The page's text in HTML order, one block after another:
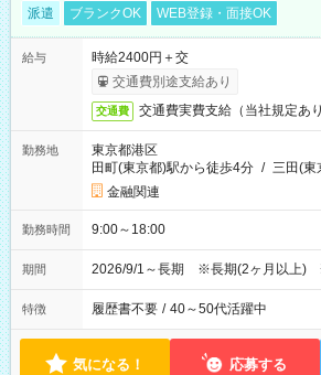
派遣 ブランクOK WEB登録・面接OK
給与
時給2400円＋交
交通費別途支給あり
交通費 交通費実費支給（当社規定あり
勤務地
東京都港区
田町(東京都)駅から徒歩4分 / 三田(東
金融関連
勤務時間 9:00～18:00
期間 2026/9/1～長期 ※長期(2ヶ月以上)
特徴 履歴書不要 / 40～50代活躍中
気になる！ 応募する